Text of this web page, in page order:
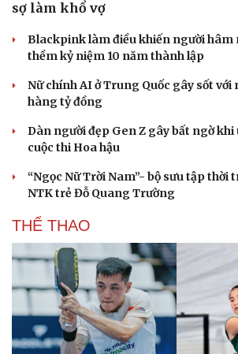
sợ làm khổ vợ
Blackpink làm điều khiến người hâm
thềm kỷ niệm 10 năm thành lập
Nữ chính AI ở Trung Quốc gây sốt với
hàng tỷ đồng
Dàn người đẹp Gen Z gây bất ngờ khi
cuộc thi Hoa hậu
“Ngọc Nữ Trời Nam”- bộ sưu tập thời
NTK trẻ Đỗ Quang Trường
THỂ THAO